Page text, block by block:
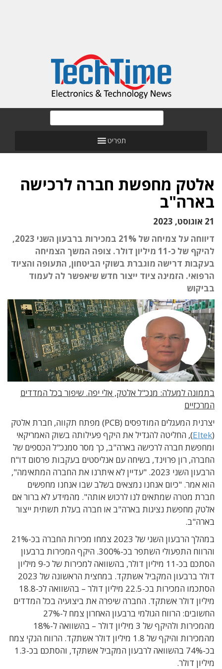
תפריט
אלטק מחפשת חברה לרכישה
בארה"ב
21 אוגוסט, 2023
דיווחה על צמיחה של 21% במכירות ברבעון השני 2023,
להיקף של כ-11 מיליון דולר. צופה המשך הצמיחה
בעקבות דרישה מוגברת בשוקי הביטחון, התעופה והציוד
הרפואי. הזמינה ציוד ייצור חדש שיאפשר לה לעמוד
בביקוש
בתמונה למעלה: מנכ"ל אלטק, אלי יפה. שיפור בכל המדדים
המרכזיים
יצרנית המעגלים המודפסים (PCB) מפתח תקווה, חברת אלטק
(
Eltek), החליטה להגדיל את היקף פעילותה בשוק האמריקאי
ומחפשת חברה לרכישה בארה"ב, כך מסר סמנכ"ל הכספים של
החברה, רון פרוינד, בשיחה עם אנליסטים בעקבות פרסום דו"ח
הרבעון השני 2023. "עדיין לא איתרנו את החברה המתאימה",
הוא אמר. "כיום אנחנו נמצאים בשלב שבו אנחנו מחפשים
חברת מטרה שמתאים לנו לרכוש אותה". מהמידע לא ברור אם
אלטק מחפשת נציגות בארה"ב או חברה בעלת תשתית ייצור
בארה"ב.
במהלך הרבעון השני של 2023 צמחו מכירות החברה בכ-21%
והרווח התפעולי השתפר בכ-300%. היקף המכירות ברבעון
הסתכם בכ-11 מיליון דולר, בהשוואה למכירות של כ-9 מיליון
דולר ברבעון המקביל אשתקד. במחצית הראשונה של 2023
הסתכמו המכירות בכ-22.5 מיליון דולר – בהשוואה לכ-18.8
מיליון דולר אשתקד. החברה שיפרה את ביצועיה בכל המדדים
החשובים: הרווח הגולמי ברבעון האחרון צמח ל-27%
מהמכירות ולהיקף של 3 מיליון דולר – בהשוואה ל-18%
מהמכירות והיקף של 1.8 מיליון דולר אשתקד. הרווח הנקי צמח
בכ-74% בהשוואה לרבעון המקביל אשתקד, והסתכם בכ-1.3
מיליון דולר.